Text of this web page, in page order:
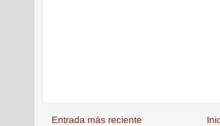
Entrada más reciente